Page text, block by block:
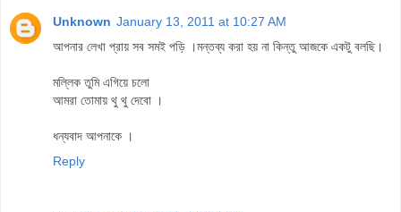
Unknown January 13, 2011 at 10:27 AM
আপনার লেখা প্রায় সব সমই পড়ি ।মন্তব্য করা হয় না কিন্তু আজকে একটু বলছি।
মল্লিক তুমি এগিয়ে চলো
আমরা তোমায় থু থু দেবো ।
ধন্যবাদ আপনাকে ।
Reply